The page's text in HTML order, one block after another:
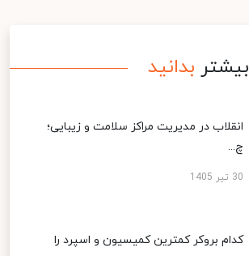
بیشتر بدانید
انقلاب در مدیریت مراکز سلامت و زیبایی؛
چ...
30 تیر 1405
کدام بروکر کمترین کمیسیون و اسپرد را